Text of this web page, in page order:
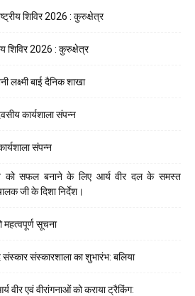
शिविर 2026 : कुरुक्षेत्र
शिविर 2026 : कुरुक्षेत्र
लक्ष्मी बाई दैनिक शाखा
कार्यशाला संपन्न
संपन्न
को सफल बनाने के लिए आर्य वीर दल के समस्त
जी के दिशा निर्देश।
महत्वपूर्ण सूचना
संस्कार संस्कारशाला का शुभारंभ: बलिया
वीर एवं वीरांगनाओं को कराया ट्रैकिंग: